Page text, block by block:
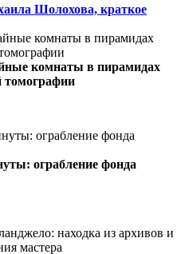
Шолохова, краткое
комнаты в пирамидах
ограбление фонда